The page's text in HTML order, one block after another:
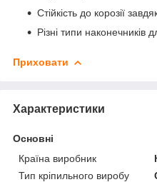
Стійкість до корозії
Різні типи наконечників
Приховати
Характеристики
Основні
Країна виробник
Тип кріпильного виробу